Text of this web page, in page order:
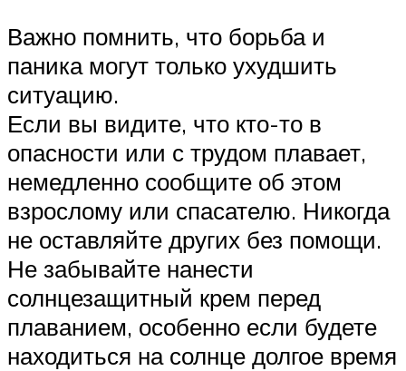
Важно помнить, что борьба и
паника могут только ухудшить
ситуацию.
Если вы видите, что кто-то в
опасности или с трудом плавает,
немедленно сообщите об этом
взрослому или спасателю. Никогда
не оставляйте других без помощи.
Не забывайте нанести
солнцезащитный крем перед
плаванием, особенно если будете
находиться на солнце долгое время